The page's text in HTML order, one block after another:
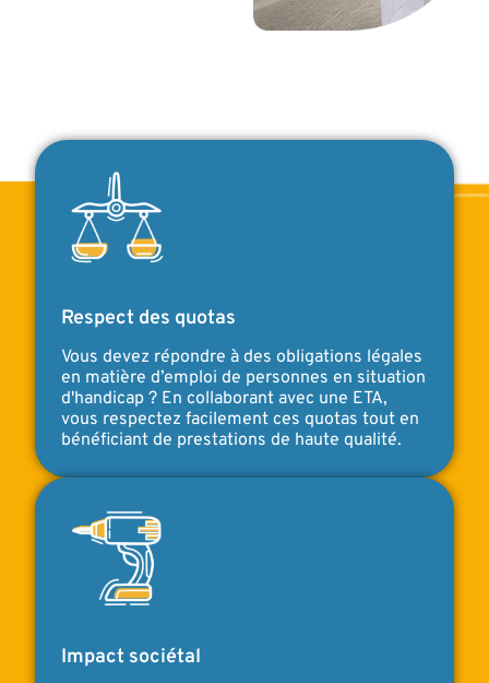
Respect des quotas
Vous devez répondre à des obligations légales
en matière d’emploi de personnes en situation
d'handicap ? En collaborant avec une ETA,
vous respectez facilement ces quotas tout en
bénéficiant de prestations de haute qualité.
Impact sociétal